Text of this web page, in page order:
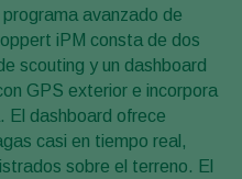
avanzado de
iPM consta de dos
scouting y un dashboard
GPS exterior e incorpora
El dashboard ofrece
casi en tiempo real,
sobre el terreno. El